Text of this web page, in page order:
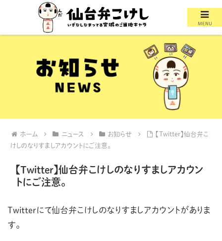
ホーム ニュース お知らせ
【Twitter】仙台弁こ
けしのなりすましアカウントにご注意。
【Twitter】仙台弁こけしのなりすましアカウン
トにご注意。
Twitterにて仙台弁こけしのなりすましアカウントがありま
す。
MENU